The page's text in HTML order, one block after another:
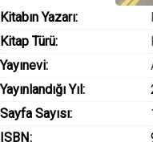
Kitabın Yazarı:
Kitap Türü:
Yayınevi:
Yayınlandığı Yıl:
Sayfa Sayısı:
ISBN: